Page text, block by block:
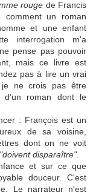
rouge de Francis
comment un roman
et une enfant
interrogation m'a
pense pas pouvoir
mais ce livre est
pas à lire un vrai
ne crois pas être
d'un roman dont le
: François est un
de sa voisine,
dont on ne voit
"doivent disparaître".
et sur ce que
douceur. C'est
Le narrateur n'est